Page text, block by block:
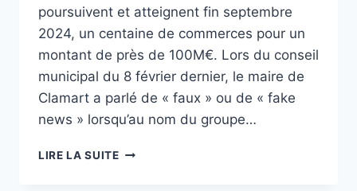
poursuivent et atteignent fin septembre
2024, un centaine de commerces pour un
montant de près de 100M€. Lors du conseil
municipal du 8 février dernier, le maire de
Clamart a parlé de « faux » ou de « fake
news » lorsqu’au nom du groupe…
LIRE LA SUITERÉPONSE